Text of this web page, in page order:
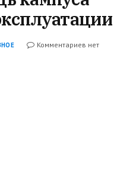
Комментариев нет